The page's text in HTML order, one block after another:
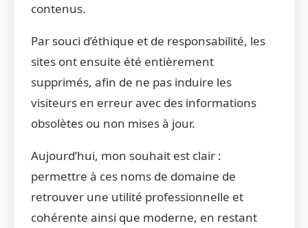
contenus.
Par souci d’éthique et de responsabilité, les
sites ont ensuite été entièrement
supprimés, afin de ne pas induire les
visiteurs en erreur avec des informations
obsolètes ou non mises à jour.
Aujourd’hui, mon souhait est clair :
permettre à ces noms de domaine de
retrouver une utilité professionnelle et
cohérente ainsi que moderne, en restant